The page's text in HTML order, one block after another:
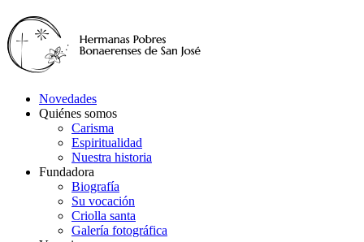
Novedades
Quiénes somos
Carisma
Espiritualidad
Nuestra historia
Fundadora
Biografía
Su vocación
Criolla santa
Galería fotográfica